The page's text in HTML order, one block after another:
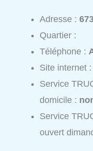
Adresse :
Quartier :
Téléphone :
Site internet
Service
domicile :
Service
ouvert